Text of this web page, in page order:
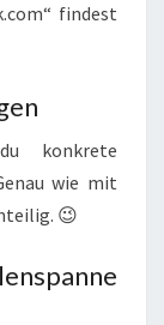
findest
konkrete
wie mit
😉